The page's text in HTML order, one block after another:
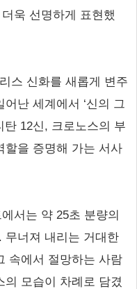
욱 선명하게 표현했
스 신화를 새롭게 변주
난 세계에서 ‘신의 그
탄 12신, 크로노스의 부
할을 증명해 가는 서사
서는 약 25초 분량의
무너져 내리는 거대한
속에서 절망하는 사람
의 모습이 차례로 담겼